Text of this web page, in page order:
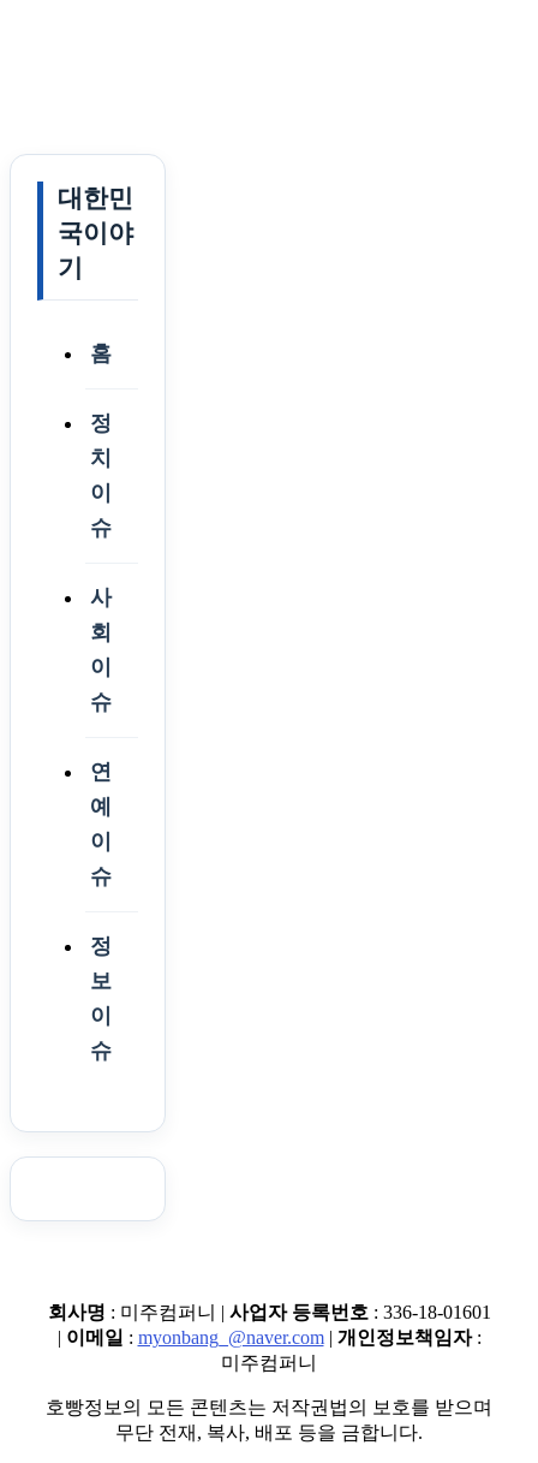
대한민
국이야
기
홈
정
치
이
슈
사
회
이
슈
연
예
이
슈
정
보
이
슈
회사명 : 미주컴퍼니 | 사업자 등록번호 : 336-18-01601
| 이메일 : myonbang_@naver.com| 개인정보책임자:
미주컴퍼니
호빵정보의 모든 콘텐츠는 저작권법의 보호를 받으며
무단 전재, 복사, 배포 등을 금합니다.